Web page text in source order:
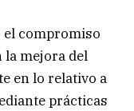
el compromiso
la mejora del
en lo relativo a
prácticas